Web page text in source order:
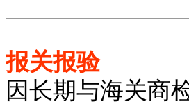
报关报验
因长期与海关商